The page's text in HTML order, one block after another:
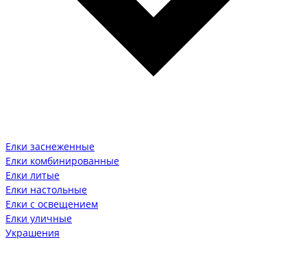
Елки заснеженные
Елки комбинированные
Елки литые
Елки настольные
Елки с освещением
Елки уличные
Украшения